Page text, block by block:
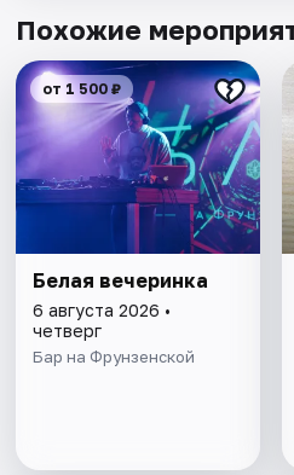
Похожие
от 1 500 ₽
Белая вечеринка
6 августа 2026 •
четверг
Бар на Фрунзенской